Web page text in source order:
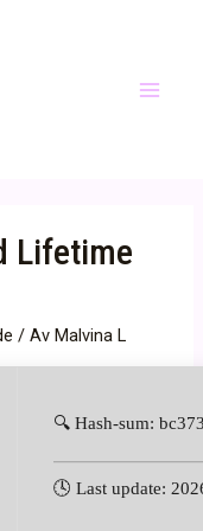
Lifetime
/ Av Malvina L
🔍 Hash-sum:
🕓 Last update: